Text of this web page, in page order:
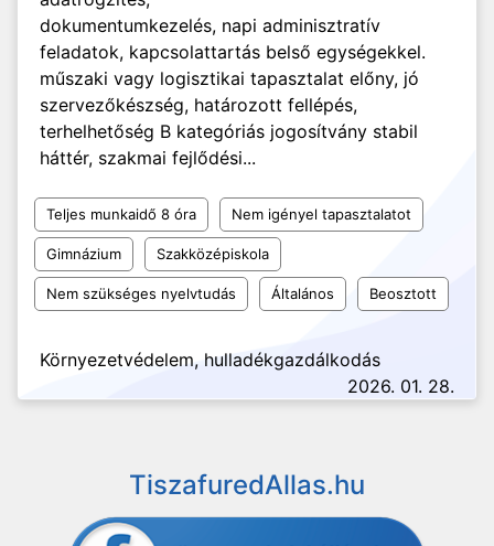
dokumentumkezelés, napi adminisztratív
feladatok, kapcsolattartás belső egységekkel.
műszaki vagy logisztikai tapasztalat előny, jó
szervezőkészség, határozott fellépés,
terhelhetőség B kategóriás jogosítvány stabil
háttér, szakmai fejlődési...
Teljes munkaidő 8 óra Nem igényel tapasztalatot
Gimnázium Szakközépiskola
Nem szükséges nyelvtudás Általános Beosztott
Környezetvédelem, hulladékgazdálkodás
2026. 01. 28.
TiszafuredAllas.hu